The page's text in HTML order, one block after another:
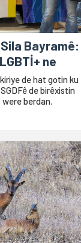
Bayramê:
ne
de hat gotin ku
de birêxistin
berdan.